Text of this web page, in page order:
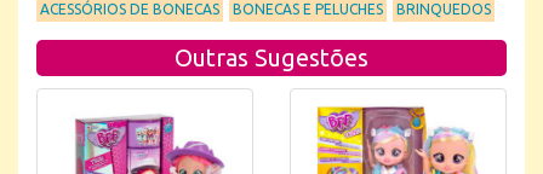
ACESSÓRIOS DE BONECAS BONECAS E PELUCHES BRINQUEDOS
Outras Sugestões